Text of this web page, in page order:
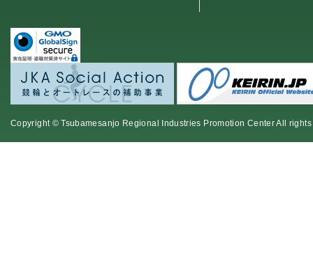
Copyright © Tsubamesanjo Regional Industries Promotion Center All